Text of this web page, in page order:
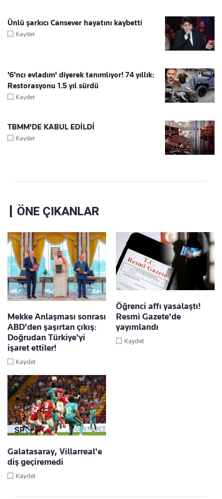
Ünlü şarkıcı Cansever hayatını kaybetti
Kaydet
'6'ncı evladım' diyerek tanımlıyor! 74 yıllık:
Restorasyonu 1.5 yıl sürdü
Kaydet
TBMM'DE KABUL EDİLDİ
Kaydet
ÖNE ÇIKANLAR
Mekke Anlaşması sonrası
ABD'den şaşırtan çıkış:
Doğrudan Türkiye'yi
işaret ettiler!
Kaydet
Öğrenci affı yasalaştı!
Resmi Gazete'de
yayımlandı
Kaydet
Galatasaray, Villarreal'e
diş geçiremedi
Kaydet